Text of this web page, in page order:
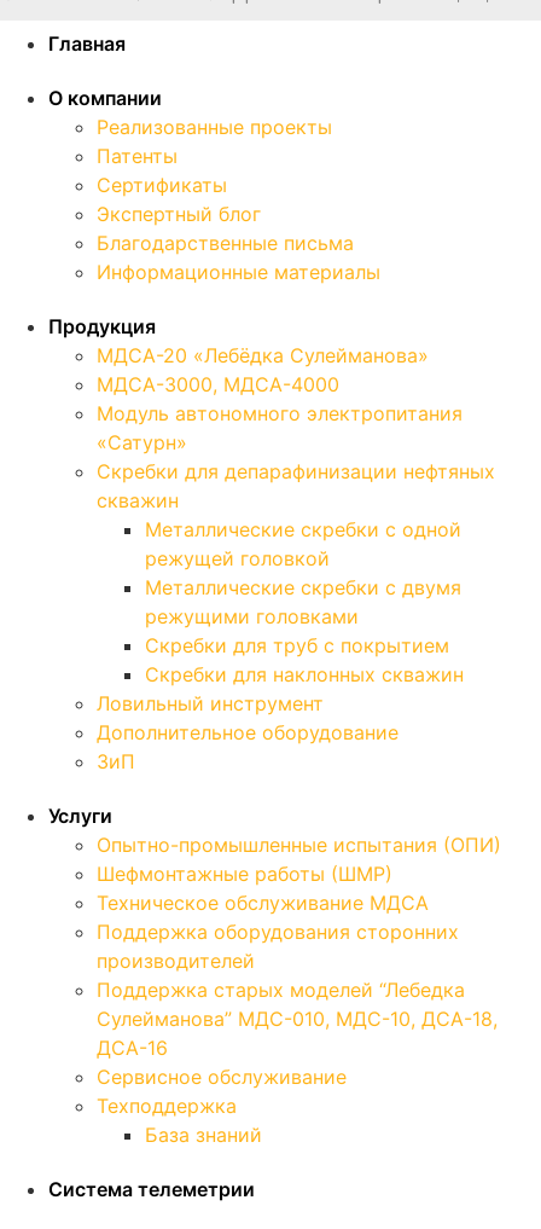
Главная
О компании
Реализованные проекты
Патенты
Сертификаты
Экспертный блог
Благодарственные письма
Информационные материалы
Продукция
МДСА-20 «Лебёдка Сулейманова»
МДСА-3000, МДСА-4000
Модуль автономного электропитания
«Сатурн»
Скребки для депарафинизации нефтяных
скважин
Металлические скребки с одной
режущей головкой
Металлические скребки с двумя
режущими головками
Скребки для труб с покрытием
Скребки для наклонных скважин
Ловильный инструмент
Дополнительное оборудование
ЗиП
Услуги
Опытно-промышленные испытания (ОПИ)
Шефмонтажные работы (ШМР)
Техническое обслуживание МДСА
Поддержка оборудования сторонних
производителей
Поддержка старых моделей “Лебедка
Сулейманова” МДС-010, МДС-10, ДСА-18,
ДСА-16
Сервисное обслуживание
Техподдержка
База знаний
Система телеметрии